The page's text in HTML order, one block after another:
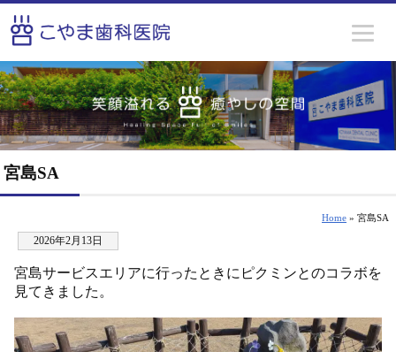
宮島SA
Home » 宮島SA
2026年2月13日
宮島サービスエリアに行ったときにピクミンとのコラボを
見てきました。